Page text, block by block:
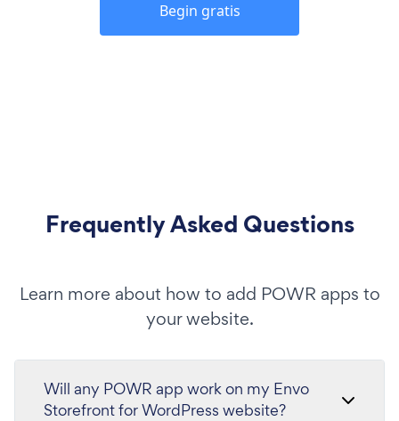
Begin gratis
Frequently Asked Questions
Learn more about how to add POWR apps to
your website.
Will any POWR app work on my Envo
Storefront for WordPress website?